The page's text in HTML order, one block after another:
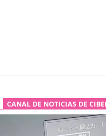
CANAL DE NOTICIAS DE